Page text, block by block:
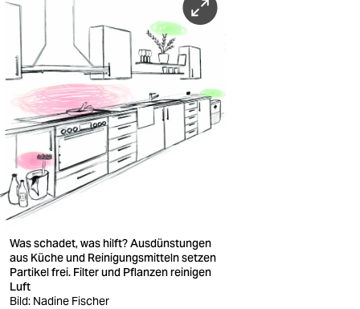
Was schadet, was hilft? Ausdünstungen
aus Küche und Reinigungsmitteln setzen
Partikel frei. Filter und Pflanzen reinigen
Luft
Bild: Nadine Fischer